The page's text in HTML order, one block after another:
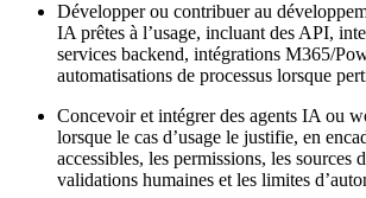
Développer ou contribuer au
IA prêtes à l’usage, incluant des API,
services backend, intégrations M365/
automatisations de processus lorsque
Concevoir et intégrer des agents IA ou
lorsque le cas d’usage le justifie, en
accessibles, les permissions, les sources
validations humaines et les limites